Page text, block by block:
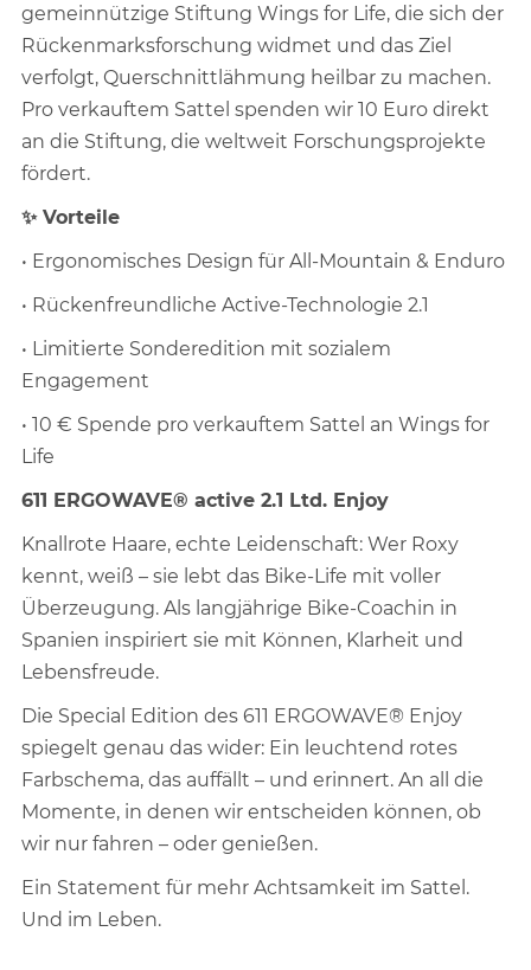
gemeinnützige Stiftung Wings for Life, die sich der
Rückenmarksforschung widmet und das Ziel
verfolgt, Querschnittlähmung heilbar zu machen.
Pro verkauftem Sattel spenden wir 10 Euro direkt
an die Stiftung, die weltweit Forschungsprojekte
fördert.
✨ Vorteile
• Ergonomisches Design für All-Mountain & Enduro
• Rückenfreundliche Active-Technologie 2.1
• Limitierte Sonderedition mit sozialem
Engagement
• 10 € Spende pro verkauftem Sattel an Wings for
Life
611 ERGOWAVE® active 2.1 Ltd. Enjoy
Knallrote Haare, echte Leidenschaft: Wer Roxy
kennt, weiß – sie lebt das Bike-Life mit voller
Überzeugung. Als langjährige Bike-Coachin in
Spanien inspiriert sie mit Können, Klarheit und
Lebensfreude.
Die Special Edition des 611 ERGOWAVE® Enjoy
spiegelt genau das wider: Ein leuchtend rotes
Farbschema, das auffällt – und erinnert. An all die
Momente, in denen wir entscheiden können, ob
wir nur fahren – oder genießen.
Ein Statement für mehr Achtsamkeit im Sattel.
Und im Leben.